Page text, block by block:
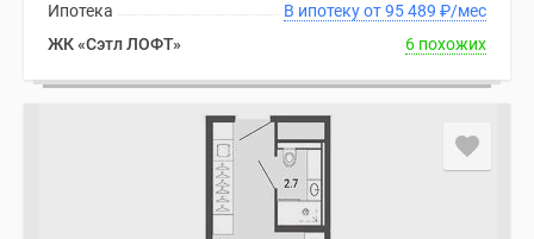
В ипотеку от 95 489 ₽/мес
Ипотека
ЖК «Сэтл ЛОФТ»
6 похожих